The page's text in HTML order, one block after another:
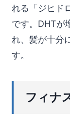
れる「ジヒド
です。DHTが
れ、髪が十分
す。
フィナ